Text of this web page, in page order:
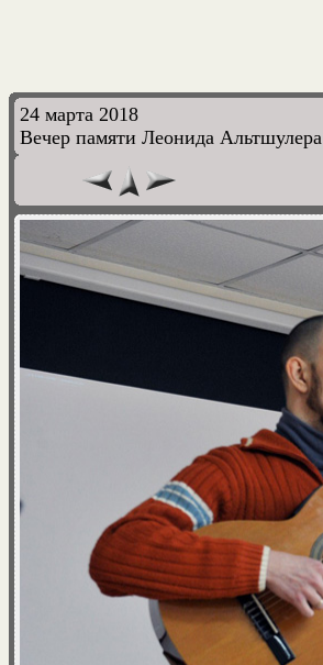
24 марта 2018
Вечер памяти Леонида Альтшулера